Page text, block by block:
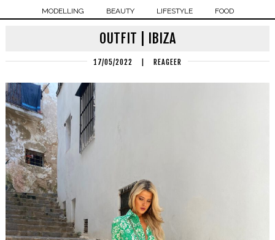
MODELLING
BEAUTY LIFESTYLE FOOD
OUTFIT | IBIZA
17/05/2022 REAGEER